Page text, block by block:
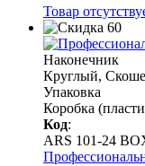
Товар
Наконечник
Круглый,
Упаковка
Коробка
Код:
ARS 101-24